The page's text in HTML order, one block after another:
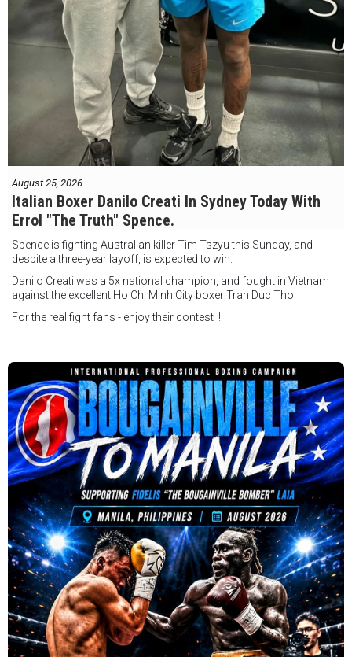
August 25, 2026
Italian Boxer Danilo Creati In Sydney Today With
Errol "The Truth" Spence.
Spence is fighting Australian killer Tim Tszyu this Sunday, and
despite a three-year layoff, is expected to win.
Danilo Creati was a 5x national champion, and fought in Vietnam
against the excellent Ho Chi Minh City boxer Tran Duc Tho.
For the real fight fans - enjoy their contest !